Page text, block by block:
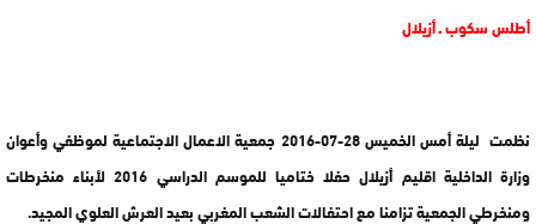
أطلس سكوب ـ أزيلال
نظمت ليلة أمس الخميس 28-07-2016 جمعية الاعمال الاجتماعية لموظفي وأعوان
وزارة الداخلية اقليم أزيلال حفلا ختاميا للموسم الدراسي 2016 لأبناء منخرطات
ومنخرطي الجمعية تزامنا مع احتفالات الشعب المغربي بعيد العرش العلوي المجيد.